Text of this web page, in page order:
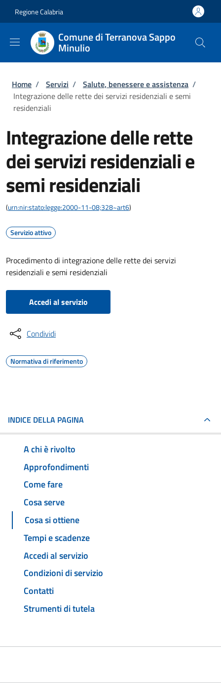
Regione Calabria
Comune di Terranova Sappo
Minulio
Briciole di pane
Home / Servizi / Salute, benessere e assistenza /
Integrazione delle rette dei servizi residenziali e semi
residenziali
Integrazione delle rette
dei servizi residenziali e
semi residenziali
(urn:nir:stato:legge:2000-11-08;328~art6)
Servizio attivo
Procedimento di integrazione delle rette dei servizi
residenziali e semi residenziali
Accedi al servizio
Condividi
Normativa di riferimento
INDICE DELLA PAGINA
A chi è rivolto
Approfondimenti
Come fare
Cosa serve
Cosa si ottiene
Tempi e scadenze
Accedi al servizio
Condizioni di servizio
Contatti
Strumenti di tutela